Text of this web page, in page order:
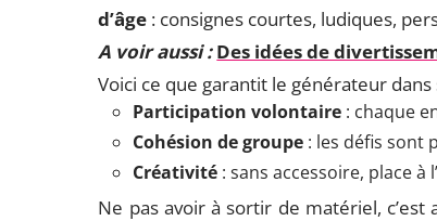
d’âge : consignes courtes, ludiques,
A voir aussi : Des idées de
Voici ce que garantit le générateur
Participation volontaire : chaque
Cohésion de groupe : les défis sont
Créativité : sans accessoire, place
Ne pas avoir à sortir de matériel, c’est